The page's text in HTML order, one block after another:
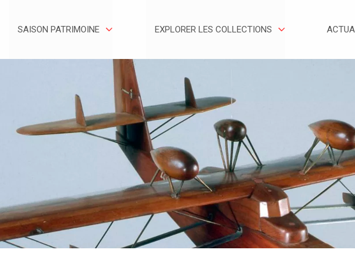
SAISON PATRIMOINE EXPLORER LES COLLECTIONS